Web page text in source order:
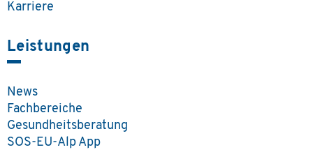
Karriere
Leistungen
News
Fachbereiche
Gesundheitsberatung
SOS-EU-Alp App